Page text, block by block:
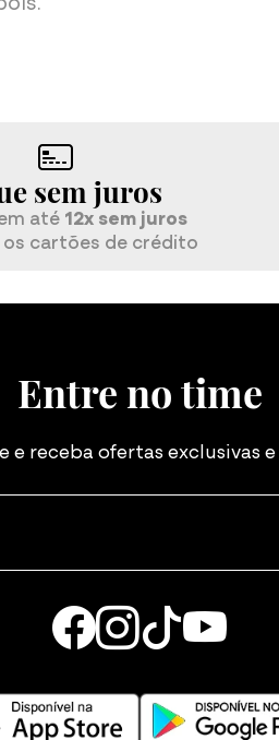
sem juros
até 12x sem juros
cartões de crédito
Entre no time
e receba ofertas exclusivas